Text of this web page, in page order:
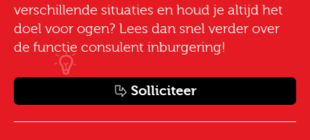
verschillende situaties en houd je altijd het
doel voor ogen? Lees dan snel verder over
de functie consulent inburgering!
Solliciteer